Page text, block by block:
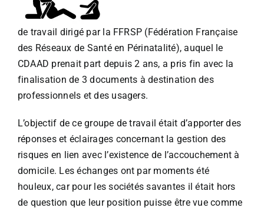
de travail dirigé par la FFRSP (Fédération Française
des Réseaux de Santé en Périnatalité), auquel le
CDAAD prenait part depuis 2 ans, a pris fin avec la
finalisation de 3 documents à destination des
professionnels et des usagers.
L’objectif de ce groupe de travail était d’apporter des
réponses et éclairages concernant la gestion des
risques en lien avec l’existence de l’accouchement à
domicile. Les échanges ont par moments été
houleux, car pour les sociétés savantes il était hors
de question que leur position puisse être vue comme